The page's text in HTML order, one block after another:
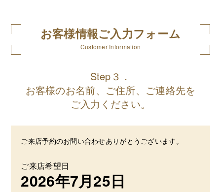
お客様情報ご入力フォーム
Customer Information
Step３．
お客様のお名前、ご住所、ご連絡先を
ご入力ください。
ご来店予約のお問い合わせありがとうございます。
ご来店希望日
2026年7月25日